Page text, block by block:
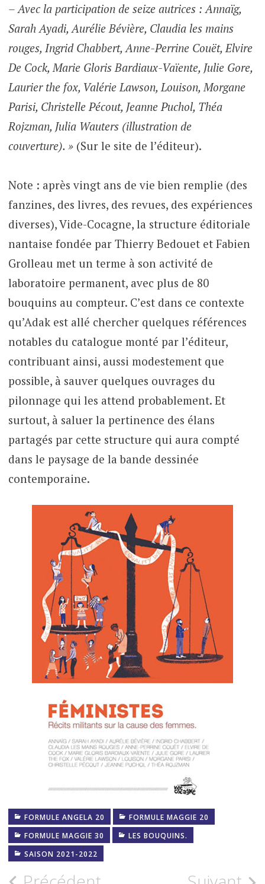
– Avec la participation de seize autrices : Annaïg,
Sarah Ayadi, Aurélie Bévière, Claudia les mains
rouges, Ingrid Chabbert, Anne-Perrine Couët, Elvire
De Cock, Marie Gloris Bardiaux-Vaïente, Julie Gore,
Laurier the fox, Valérie Lawson, Louison, Morgane
Parisi, Christelle Pécout, Jeanne Puchol, Théa
Rojzman, Julia Wauters (illustration de
couverture). »(Sur le site de l’éditeur).
Note : après vingt ans de vie bien remplie (des
fanzines, des livres, des revues, des expériences
diverses), Vide-Cocagne, la structure éditoriale
nantaise fondée par Thierry Bedouet et Fabien
Grolleau met un terme à son activité de
laboratoire permanent, avec plus de 80
bouquins au compteur. C’est dans ce contexte
qu’Adak est allé chercher quelques références
notables du catalogue monté par l’éditeur,
contribuant ainsi, aussi modestement que
possible, à sauver quelques ouvrages du
pilonnage qui les attend probablement. Et
surtout, à saluer la pertinence des élans
partagés par cette structure qui aura compté
dans le paysage de la bande dessinée
contemporaine.
FORMULE ANGELA 20
FORMULE MAGGIE 20
FORMULE MAGGIE 30
LES BOUQUINS.
SAISON 2021-2022